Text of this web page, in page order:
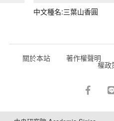
中文種名:三葉山香圓
關於本站 著作權聲明
權政